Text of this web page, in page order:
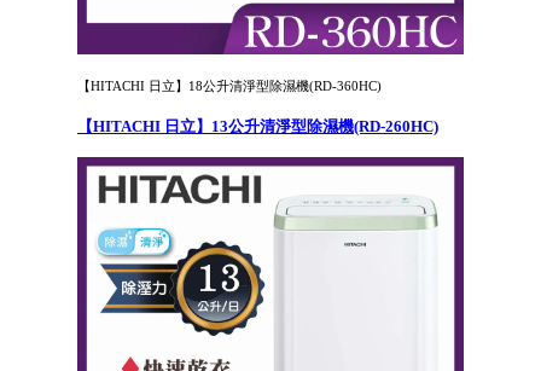
【HITACHI 日立】18公升清淨型除濕機(RD-360HC)
【HITACHI 日立】13公升清淨型除濕機(RD-260HC)